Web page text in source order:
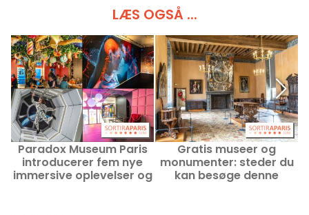
LÆS OGSÅ ...
Paradox Museum Paris
introducerer fem nye
immersive oplevelser og
Gratis museer og
monumenter: steder du
kan besøge denne